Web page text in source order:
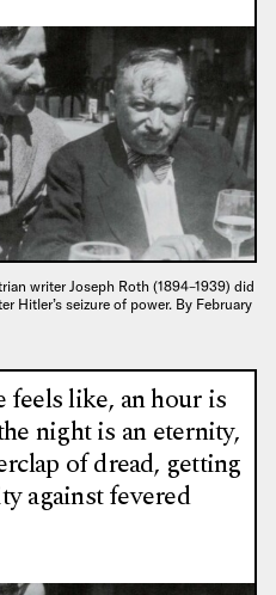
writer Joseph Roth (1894–1939) did
Hitler’s seizure of power. By February
like, an hour is
night is an eternity,
of dread, getting
against fevered